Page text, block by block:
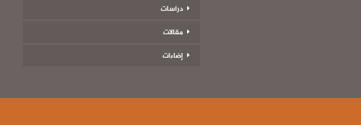
دراسات
مقالات
إضاءات